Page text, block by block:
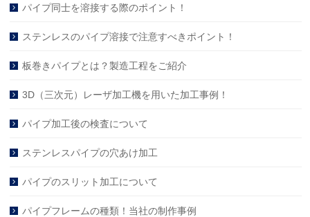
パイプ同士を溶接する際のポイント！
ステンレスのパイプ溶接で注意すべきポイント！
板巻きパイプとは？製造工程をご紹介
3D（三次元）レーザ加工機を用いた加工事例！
パイプ加工後の検査について
ステンレスパイプの穴あけ加工
パイプのスリット加工について
パイプフレームの種類！当社の制作事例